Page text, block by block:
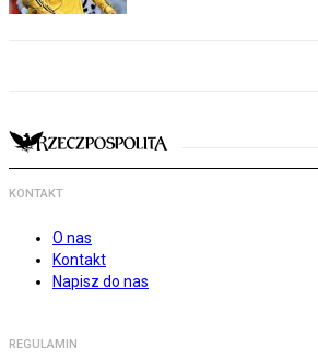
KONTAKT
O nas
Kontakt
Napisz do nas
REGULAMIN